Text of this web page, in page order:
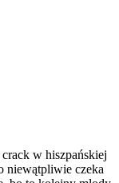
w hiszpańskiej
niewątpliwie czeka